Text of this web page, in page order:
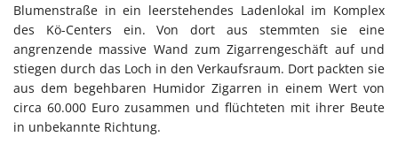
Blumenstraße in ein leerstehendes Ladenlokal im Komplex
des Kö-Centers ein. Von dort aus stemmten sie eine
angrenzende massive Wand zum Zigarrengeschäft auf und
stiegen durch das Loch in den Verkaufsraum. Dort packten sie
aus dem begehbaren Humidor Zigarren in einem Wert von
circa 60.000 Euro zusammen und flüchteten mit ihrer Beute
in unbekannte Richtung.